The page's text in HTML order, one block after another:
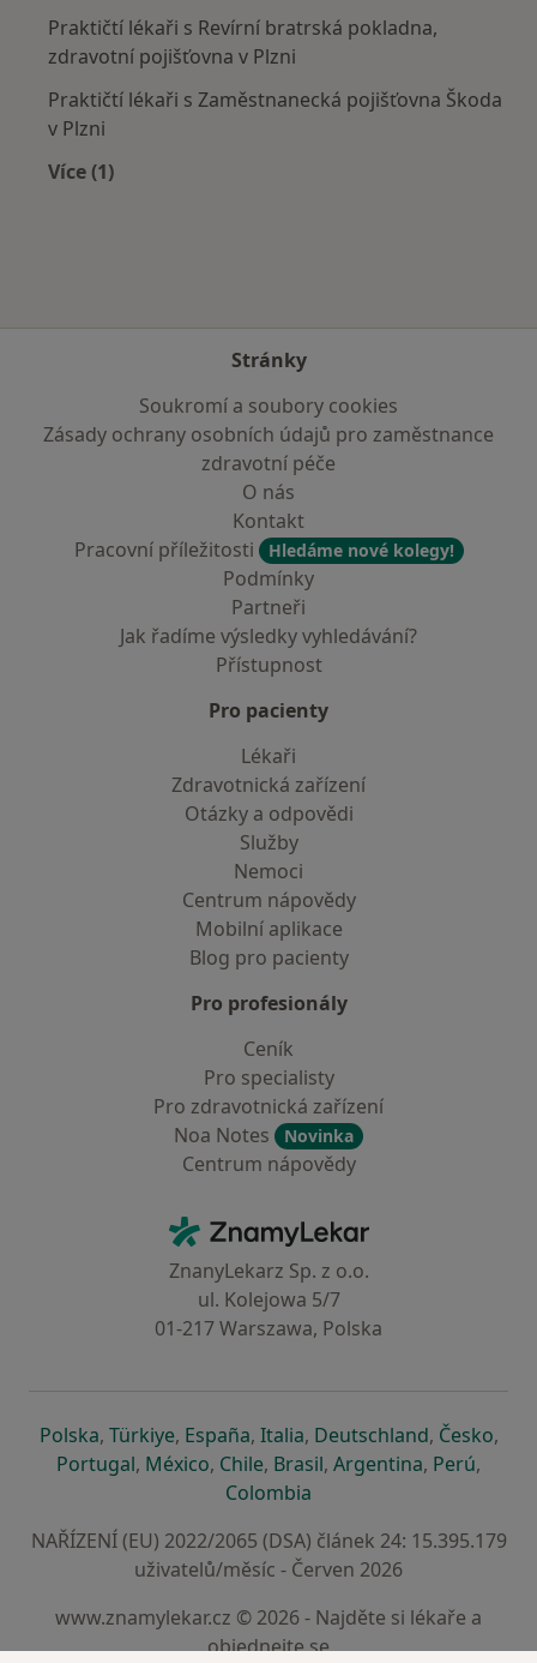
Praktičtí lékaři s Revírní bratrská pokladna,
zdravotní pojišťovna v Plzni
Praktičtí lékaři s Zaměstnanecká pojišťovna Škoda
v Plzni
Více (1)
Stránky
Soukromí a soubory cookies
Zásady ochrany osobních údajů pro zaměstnance
zdravotní péče
O nás
Kontakt
Pracovní příležitosti
Hledáme nové kolegy!
Podmínky
Partneři
Jak řadíme výsledky vyhledávání?
Přístupnost
Pro pacienty
Lékaři
Zdravotnická zařízení
Otázky a odpovědi
Služby
Nemoci
Centrum nápovědy
Mobilní aplikace
Blog pro pacienty
Pro profesionály
Ceník
Pro specialisty
Pro zdravotnická zařízení
Noa Notes
Novinka
Centrum nápovědy
ZnamyLekar - Hlavní stránka
ZnanyLekarz Sp. z o.o.
ul. Kolejowa 5/7
01-217 Warszawa, Polska
Polskase otevře v nové záložce
, Türkiyese otevře v nové záložce
, Españase otevře v nové záložce
, Italiase otevře v nové záložce
, Deutschlandse otevře v
, Českose
,
Portugalse otevře v nové záložce
, Méxicose otevře v nové záložce
, Chilese otevře v nové záložce
, Brasilse otevře v nové
, Argentinase otevře v
, Perúse
,
Colombia
NAŘÍZENÍ (EU) 2022/2065 (DSA) článek 24: 15.395.179
uživatelů/měsíc - Červen 2026
www.znamylekar.cz © 2026 - Najděte si lékaře a
objednejte se